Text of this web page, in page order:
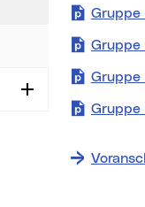
Aufklappen
Gruppe
Gruppe